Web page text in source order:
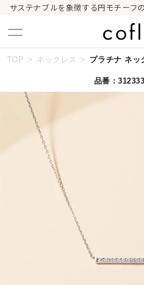
サステナブルを象徴する円モチーフ
人気検索キーワード
#summer
#くまのプーさん
TOP ネックレス プラチナ ネッ
品番：